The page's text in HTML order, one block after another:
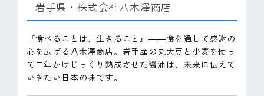
岩手県・株式会社八木澤商店
『食べることは、生きること』――食を通して感謝の
心を広げる八木澤商店。岩手産の丸大豆と小麦を使っ
て二年かけじっくり熟成させた醤油は、未来に伝えて
いきたい日本の味です。